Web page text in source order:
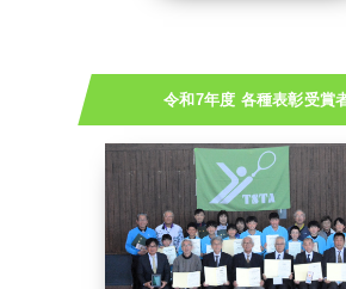
令和7年度 各種表彰受賞